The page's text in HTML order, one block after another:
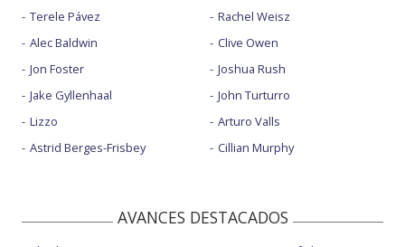
Terele Pávez
Alec Baldwin
Jon Foster
Jake Gyllenhaal
Lizzo
Astrid Berges-Frisbey
Rachel Weisz
Clive Owen
Joshua Rush
John Turturro
Arturo Valls
Cillian Murphy
AVANCES DESTACADOS